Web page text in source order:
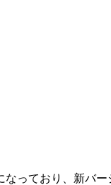
っており、新バ